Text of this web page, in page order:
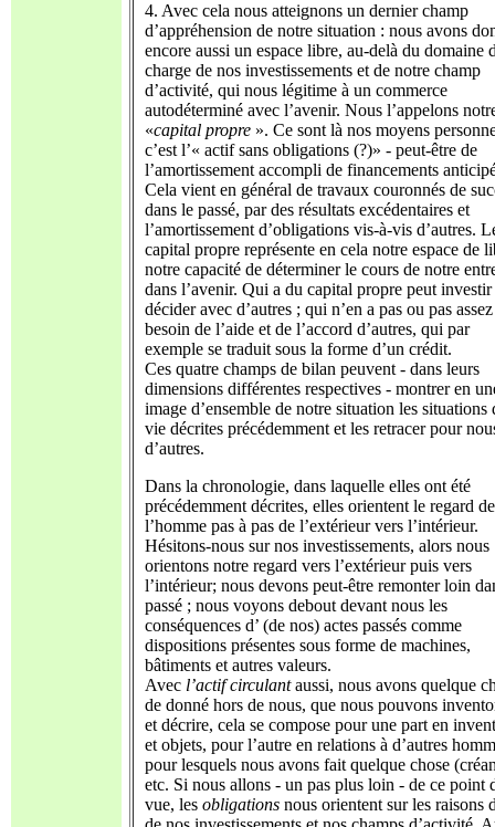
4. Avec cela nous atteignons un dernier champ
d’appréhension de notre situation : nous avons
encore aussi un espace libre, au-delà du domaine
charge de nos investissements et de notre champ
d’activité, qui nous légitime à un commerce
autodéterminé avec l’avenir. Nous l’appelons
«capital propre ». Ce sont là nos moyens
c’est l’« actif sans obligations (?)» - peut-être de
l’amortissement accompli de financements
Cela vient en général de travaux couronnés de
dans le passé, par des résultats excédentaires et
l’amortissement d’obligations vis-à-vis d’autres.
capital propre représente en cela notre espace de
notre capacité de déterminer le cours de notre
dans l’avenir. Qui a du capital propre peut investir
décider avec d’autres ; qui n’en a pas ou pas
besoin de l’aide et de l’accord d’autres, qui par
exemple se traduit sous la forme d’un crédit.
Ces quatre champs de bilan peuvent - dans leurs
dimensions différentes respectives - montrer en
image d’ensemble de notre situation les situations
vie décrites précédemment et les retracer pour
d’autres.
Dans la chronologie, dans laquelle elles ont été
précédemment décrites, elles orientent le regard de
l’homme pas à pas de l’extérieur vers l’intérieur.
Hésitons-nous sur nos investissements, alors nous
orientons notre regard vers l’extérieur puis vers
l’intérieur; nous devons peut-être remonter loin
passé ; nous voyons debout devant nous les
conséquences d’ (de nos) actes passés comme
dispositions présentes sous forme de machines,
bâtiments et autres valeurs.
Avec l’actif circulantaussi, nous avons quelque
de donné hors de nous, que nous pouvons
et décrire, cela se compose pour une part en
et objets, pour l’autre en relations à d’autres
pour lesquels nous avons fait quelque chose
etc. Si nous allons - un pas plus loin - de ce point
vue, les obligations nous orientent sur les raisons